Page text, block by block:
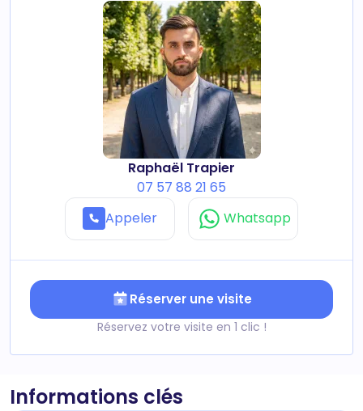
Raphaël Trapier
07 57 88 21 65
Appeler
Whatsapp
Réserver une visite
Réservez votre visite en 1 clic !
Informations clés